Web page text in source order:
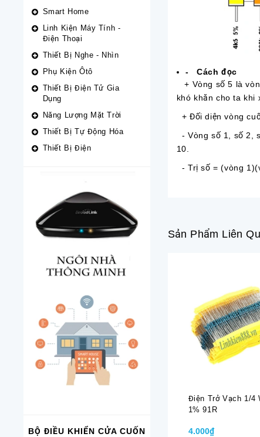
Smart Home
Linh Kiện Máy Tính -
Điện Thoại
Thiết Bị Nghe - Nhìn
Phụ Kiện Ôtô
Thiết Bị Điện Tử Gia
Dụng
Năng Lượng Mặt Trời
Thiết Bị Tự Động Hóa
Thiết Bị Điện
BỘ ĐIỀU KHIỂN CỬA CUỐN
- Cách đọc
+ Vòng số 5 là
khó khăn cho ta khi
+ Đối diện vòng
- Vòng số 1, số 2,
10.
- Trị số = (vòng
Sản Phẩm Liên
Điện Trở Vạch 1/4
1% 91R
4.000₫